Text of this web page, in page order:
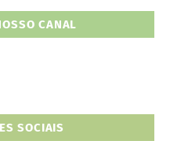
CANAL
SOCIAIS